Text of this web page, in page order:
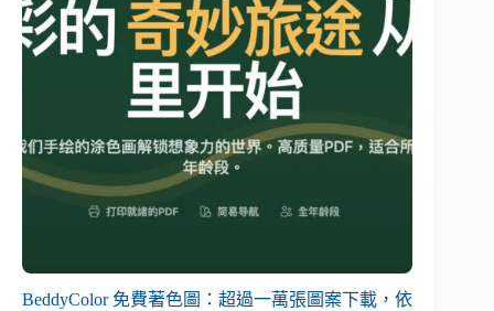
BeddyColor 免費著色圖：超過一萬張圖案下載，依